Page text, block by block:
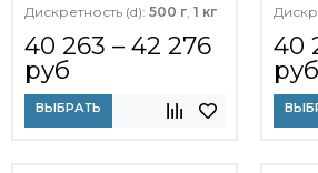
Дискретность (d): 500 г, 1 кг
40 263 – 42 276
руб
ВЫБРАТЬ
40
руб